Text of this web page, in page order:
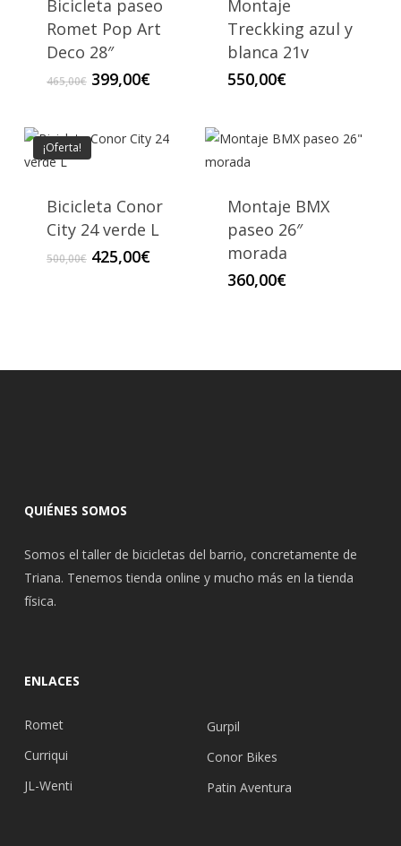
Bicicleta paseo
Romet Pop Art
Deco 28″
465,00€ El
era:
465,00€.
399,00€El
es:
399,00€.
Montaje
Treckking azul y
blanca 21v
550,00€
¡Oferta!
Bicicleta Conor
City 24 verde L
500,00€ El
425,00€El
Montaje BMX
paseo 26″
morada
360,00€
QUIÉNES SOMOS
Somos el taller de bicicletas del barrio, concretamente de
Triana. Tenemos tienda online y mucho más en la tienda
física.
ENLACES
Romet
Curriqui
JL-Wenti
Gurpil
Conor Bikes
Patin Aventura